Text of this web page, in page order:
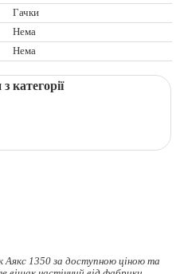
Гачки
Нема
Нема
категорії
1350 за доступною ціною та